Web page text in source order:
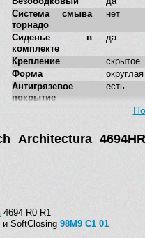
Система смыва
торнадо
нет
Сиденье в
комплекте
да
Крепление
скрытое
Форма
округлая
Антигрязевое
покрытие
есть
Стилистика
дизайна
Architectura
4694 R0 R1
и SoftClosing 98M9 C1 01